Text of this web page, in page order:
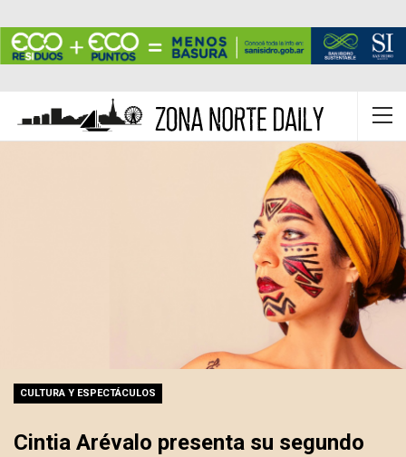
CULTURA Y ESPECTÁCULOS
Cintia Arévalo presenta su segundo